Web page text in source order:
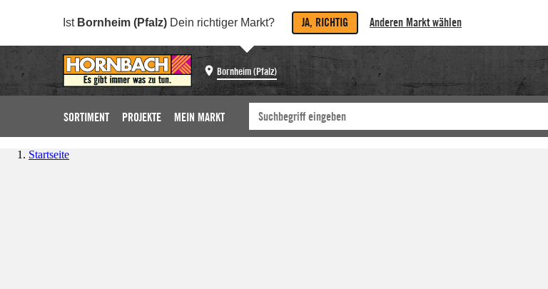
Ist Bornheim (Pfalz) Dein richtiger Markt? JA, RICHTIG Anderen Markt wählen
Bornheim (Pfalz)
SORTIMENT PROJEKTE MEIN MARKT
Startseite